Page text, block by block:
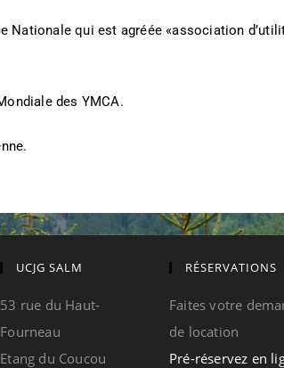
Nationale qui est agréée «association
des YMCA.
UCJG SALM
53 rue du Haut-
Fourneau
Etang du Coucou
RÉSERVATIONS
Faites votre
de location
Pré-réservez en